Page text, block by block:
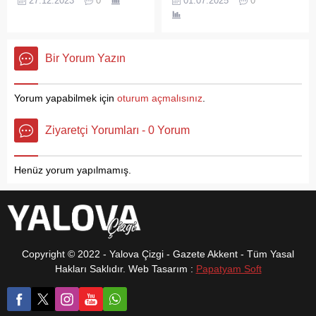
belirtileri, hastalığın evreleri,
personeller, eğitimin
akabinde...
geçiren Altınova Belediyesi,
yemek atıklarını da yeniden
ekonomiye kazandırıyor.
Belediyesi tarafından ilçeye
kazandırılan Kedi ve Köpek
Mama Üretim Tesisi
sayesinde son 2 ayda çöpe
geçirerek hayatını kaybetti.
Yakut'un son sözlerinin "Bir
Bir Yorum Yazın
Yorum yapabilmek için oturum açmalısınız
Ziyaretçi Yorumları - 0 Yorum
Henüz yorum yapılmamış.
Copyright © 2022 - Yalova Çizgi - Gazete Akkent - Tüm Yasal
Hakları Saklıdır. Web Tasarım : Papatyam Soft